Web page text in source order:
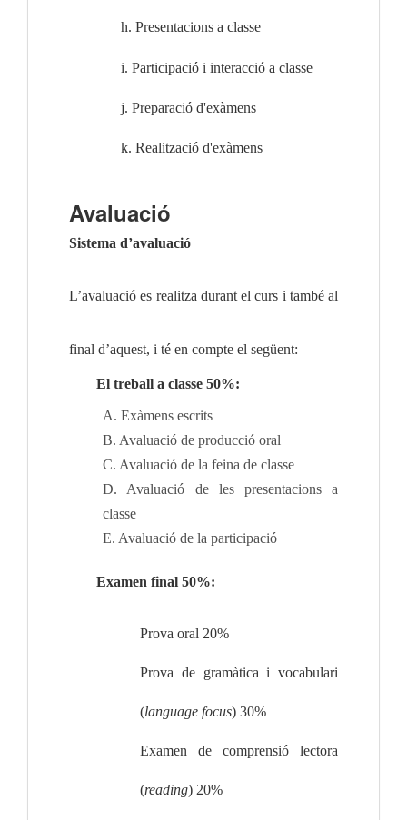
h. Presentacions a classe
i. Participació i interacció a classe
j. Preparació d'exàmens
k. Realització d'exàmens
Avaluació
Sistema d’avaluació
L’avaluació es realitza durant el curs i també al
final d’aquest, i té en compte el següent:
El treball a classe 50%:
A. Exàmens escrits
B. Avaluació de producció oral
C. Avaluació de la feina de classe
D. Avaluació de les presentacions a
classe
E. Avaluació de la participació
Examen final 50%:
Prova oral 20%
Prova de gramàtica i vocabulari
(language focus) 30%
Examen de comprensió lectora
(reading) 20%